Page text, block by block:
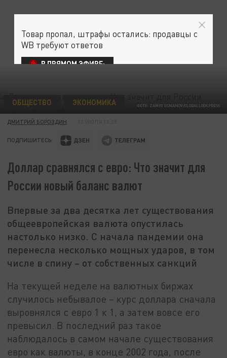
ФОТО: ZAMIR USMANOV/GLOBALLOOKPRESS
ОБЩЕСТВО ЭКОНОМИКА
ДМИТРИЙ БОРОЗДИН
ПОДПИШИТЕСЬ:
Доллар сравнялся с евро: Что значит для
России новый баланс валют
Впервые за два десятка лет существования
общеевропейская валюта опустилась
настолько низко. С начала пандемии она
перенесла несколько мощных ударов, в том
числе в спину – от собственных санкций
На текущей неделе на валютных биржах
случилось небывалое – курс доллара сначала
выровнялся с евро 1 к 1, а затем вовсе его
превысил. В последний раз такое
наблюдалось в самом начале существования
евро как валюты, в конце 2002 года, после
Товар пропал, штрафы остались: продавцы с
WB требуют ответов
В ПРЯМОМ ЭФИРЕ: